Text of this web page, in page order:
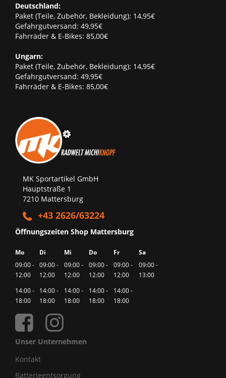
Deutschland:
Paket (Teile, Zubehör, Bekleidung): 14,95€
Gefahrgutversand: 49,95€
Fahrräder & E-Bikes: 85,00€
Ungarn:
Paket (Teile, Zubehör, Bekleidung): 14,95€
Gefahrgutversand: 49,95€
Fahrräder & E-Bikes: 85,00€
MK Sportartikel GmbH
Hauptstraße 1
7210 Mattersburg
+43 2626/63224
Öffnungszeiten Shop Mattersburg
Mo Di Mi Do Fr
Sa
09:00 -
12:00
09:00 -
12:00
09:00 -
12:00
09:00 -
12:00
09:00 -
12:00
09:00 -
13:00
14:00 -
18:00
14:00 -
18:00
14:00 -
18:00
14:00 -
18:00
14:00 -
18:00
Unser Unternehmen
Kontakt
Batterieentsorgung